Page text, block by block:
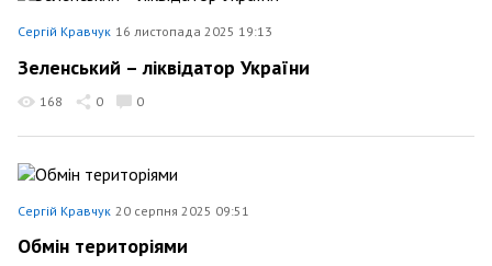
Сергій Кравчук 16 листопада 2025 19:13
Зеленський – ліквідатор України
168 0 0
Сергій Кравчук 20 серпня 2025 09:51
Обмін територіями